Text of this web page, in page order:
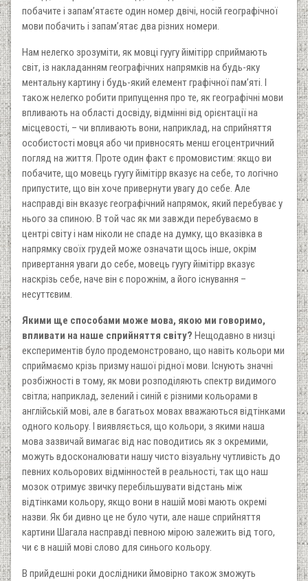
побачите і запам’ятаєте один номер двічі, носій географічної
мови побачить і запам’ятає два різних номери.
Нам нелегко зрозуміти, як мовці гуугу йімітірр сприймають
світ, із накладанням географічних напрямків на будь-яку
ментальну картину і будь-який елемент графічної пам’яті. І
також нелегко робити припущення про те, як географічні мови
впливають на області досвіду, відмінні від орієнтації на
місцевості, – чи впливають вони, наприклад, на сприйняття
особистості мовця або чи привносять менш егоцентричний
погляд на життя. Проте один факт є промовистим: якщо ви
побачите, що мовець гуугу йімітірр вказує на себе, то логічно
припустите, що він хоче привернути увагу до себе. Але
насправді він вказує географічний напрямок, який перебуває у
нього за спиною. В той час як ми завжди перебуваємо в
центрі світу і нам ніколи не спаде на думку, що вказівка в
напрямку своїх грудей може означати щось інше, окрім
привертання уваги до себе, мовець гуугу йімітірр вказує
наскрізь себе, наче він є порожнім, а його існування –
несуттєвим.
Якими ще способами може мова, якою ми говоримо,
впливати на наше сприйняття світу? Нещодавно в низці
експериментів було продемонстровано, що навіть кольори ми
сприймаємо крізь призму нашої рідної мови. Існують значні
розбіжності в тому, як мови розподіляють спектр видимого
світла; наприклад, зелений і синій є різними кольорами в
англійській мові, але в багатьох мовах вважаються відтінками
одного кольору. І виявляється, що кольори, з якими наша
мова зазвичай вимагає від нас поводитись як з окремими,
можуть вдосконалювати нашу чисто візуальну чутливість до
певних кольорових відмінностей в реальності, так що наш
мозок отримує звичку перебільшувати відстань між
відтінками кольору, якщо вони в нашій мові мають окремі
назви. Як би дивно це не було чути, але наше сприйняття
картини Шагала насправді певною мірою залежить від того,
чи є в нашій мові слово для синього кольору.
В прийдешні роки дослідники ймовірно також зможуть